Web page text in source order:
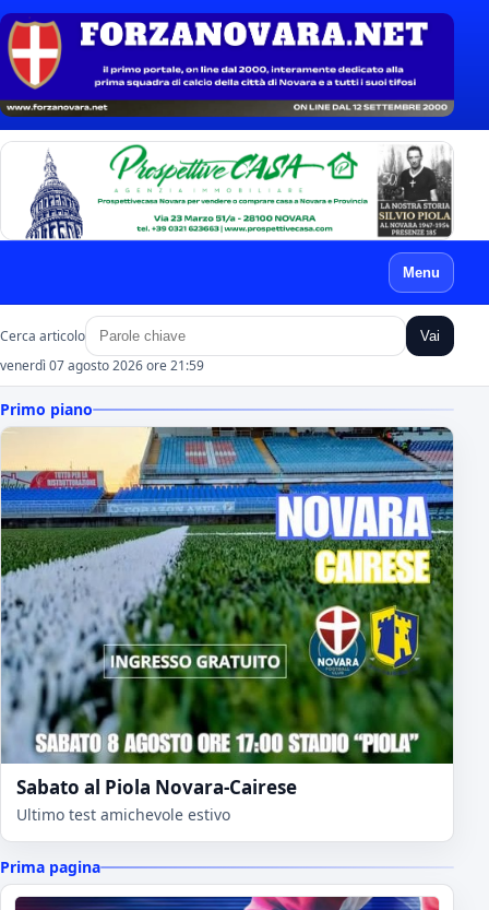
Menu
Cerca articolo Vai
venerdì 07 agosto 2026 ore 21:59
Primo piano
Sabato al Piola Novara-Cairese
Ultimo test amichevole estivo
Prima pagina